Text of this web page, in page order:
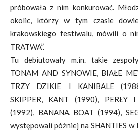
próbowała z nim konkurować.
okolic, którzy w tym czasie
krakowskiego festiwalu, mówili o
TRATWA”.
Tu debiutowały m.in. takie
TONAM AND SYNOWIE, BIAŁE
TRZY DZIKIE I KANIBALE
SKIPPER, KANT (1990), PERŁY I
(1992), BANANA BOAT (1994),
występowali później na SHANTIES